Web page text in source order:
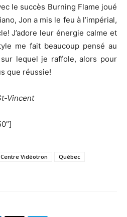
le succès Burning Flame joué
Jon a mis le feu à l’impérial,
J’adore leur énergie calme et
me fait beaucoup pensé au
lequel je raffole, alors pour
que réussie!
Vincent
Centre Vidéotron
Québec